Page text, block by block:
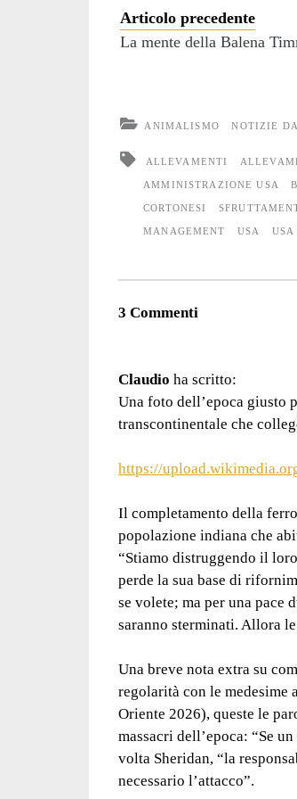
Articolo precedente
La mente della Balena
ANIMALISMO NOTIZIE
ALLEVAMENTI
AMMINISTRAZIONE USA
CORTONESI
MANAGEMENT USA USA
3 Commenti
Claudio ha scritto:
Una foto dell’epoca giusto
transcontinentale che
https://
Il completamento della
popolazione indiana che
“Stiamo distruggendo il
perde la sua base di
se volete; ma per una pace
saranno sterminati. Allora
Una breve nota extra su
regolarità con le
Oriente 2026), queste le
massacri dell’epoca: “Se
volta Sheridan, “la
necessario l’attacco”.